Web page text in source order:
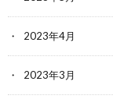
2023年4月
2023年3月